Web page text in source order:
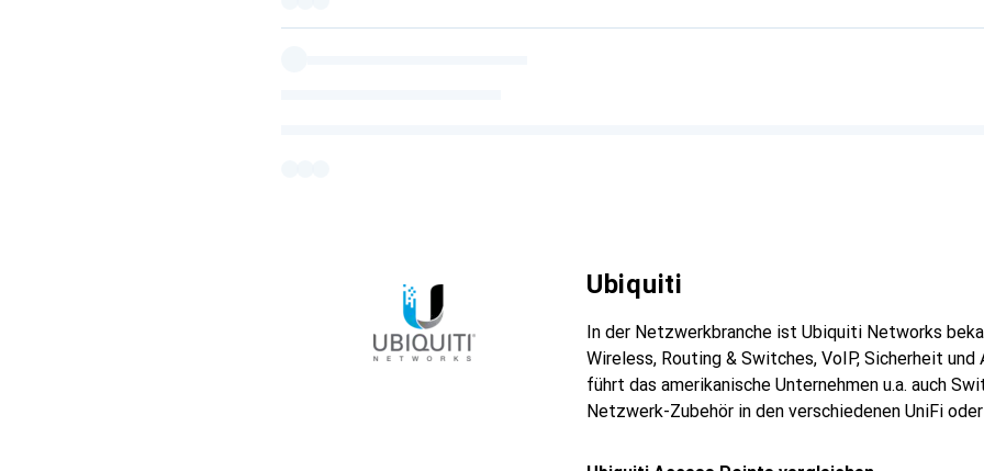
Ubiquiti
In der Netzwerkbranche ist Ubiquiti Networks
Wireless, Routing & Switches, VoIP, Sicherheit
führt das amerikanische Unternehmen u.a. auch
Netzwerk-Zubehör in den verschiedenen UniFi